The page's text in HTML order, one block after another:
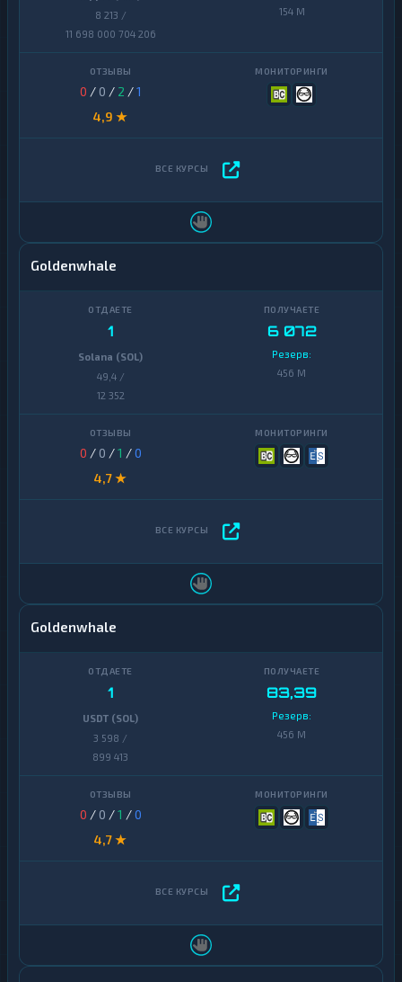
8 213 /
11 698 000 704 206
154 M
0 / 0 / 2 /1
4,9 ★
Goldenwhale
1
Solana (SOL)
49,4 /
12 352
6 072
Резерв:
456 M
0 / 0 /1 /0
4,7 ★
Goldenwhale
1
USDT (SOL)
3 598 /
899 413
83,39
Резерв:
456 M
0 / 0 /1 /0
4,7 ★